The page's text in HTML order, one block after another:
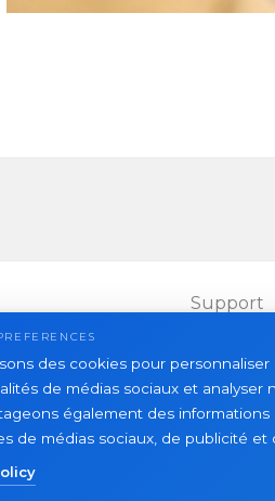
Support
des cookies pour
de médias sociaux et analyser
également des
de médias sociaux, de publicité et